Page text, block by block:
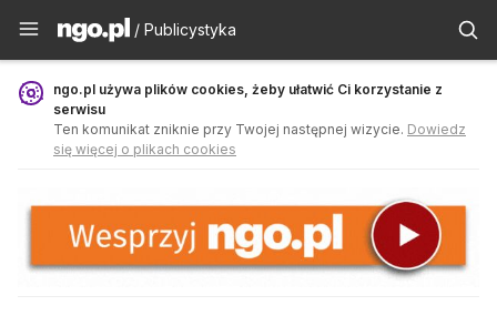
Publicystyka - ngo.pl
/ Publicystyka
ngo.pl używa plików cookies, żeby ułatwić Ci korzystanie z
serwisu
Ten komunikat zniknie przy Twojej następnej wizycie. Dowiedz
się więcej o plikach cookies